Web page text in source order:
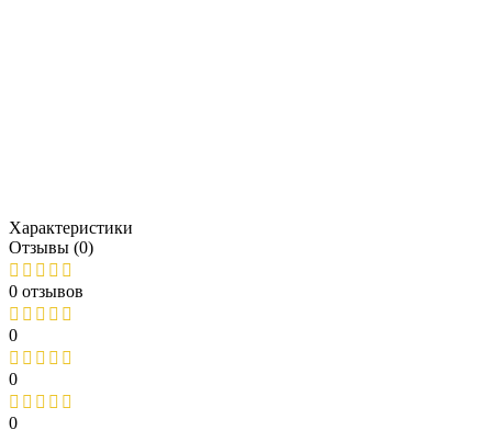
Характеристики
Отзывы (0)
0 отзывов
0
0
0